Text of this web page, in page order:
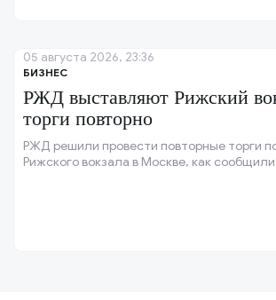
БИЗНЕС
РЖД выставляют Рижский
торги повторно
РЖД решили провести повторные торги
Рижского вокзала в Москве, как
05 августа 2026, 23:36